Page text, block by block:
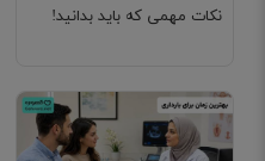
نکات مهمی که باید بدانید!